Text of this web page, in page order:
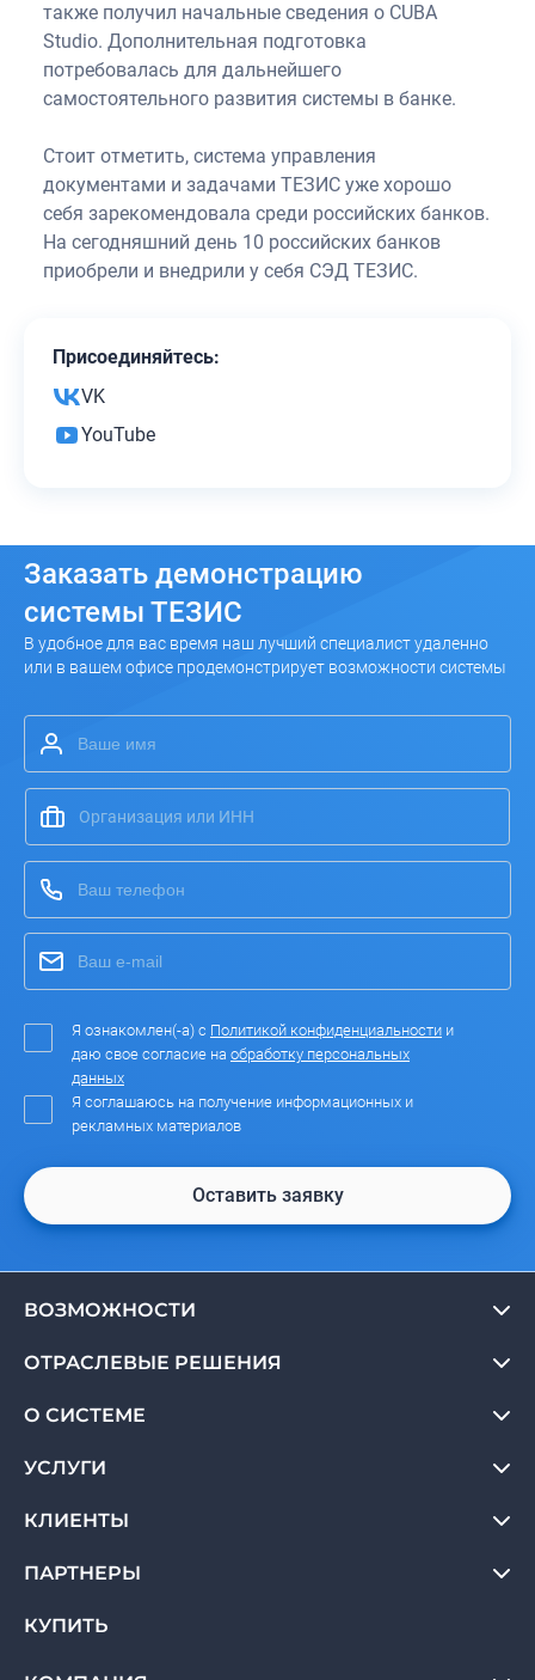
также получил начальные сведения о CUBA
Studio. Дополнительная подготовка
потребовалась для дальнейшего
самостоятельного развития системы в банке.
Стоит отметить, система управления
документами и задачами ТЕЗИС уже хорошо
себя зарекомендовала среди российских банков.
На сегодняшний день 10 российских банков
приобрели и внедрили у себя СЭД ТЕЗИС.
Присоединяйтесь:
VK
YouTube
Заказать демонстрацию
системы ТЕЗИС
В удобное для вас время наш лучший специалист удаленно
или в вашем офисе продемонстрирует возможности системы
Я ознакомлен(-а) с Политикой конфиденциальности и
даю свое согласие на обработку персональных
данных
Я соглашаюсь на получение информационных и
рекламных материалов
Оставить заявку
ВОЗМОЖНОСТИ
ОТРАСЛЕВЫЕ РЕШЕНИЯ
О СИСТЕМЕ
УСЛУГИ
КЛИЕНТЫ
ПАРТНЕРЫ
КУПИТЬ